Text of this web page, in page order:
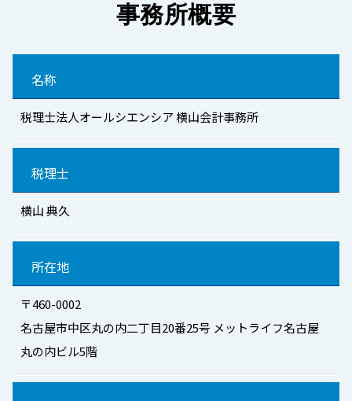
事務所概要
名称
税理士法人オールシエンシア 横山会計事務所
税理士
横山 典久
所在地
〒460-0002
名古屋市中区丸の内二丁目20番25号 メットライフ名古屋
丸の内ビル5階